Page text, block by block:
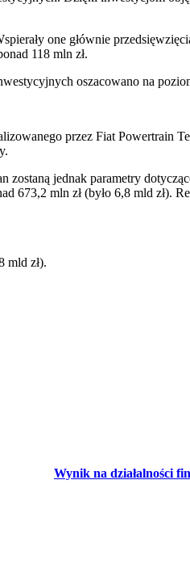
one głównie
118 mln zł.
oszacowano na
przez Fiat Powertrain
jednak parametry
673,2 mln zł (było 6,8 mld zł).
mld zł).
Wynik na działalności